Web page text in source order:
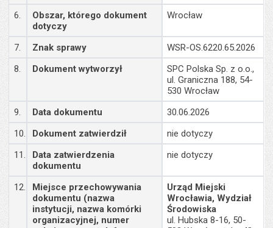
6.
Obszar, którego dokument
dotyczy
Wrocław
7. Znak sprawy
WSR-OS.6220.65.2026
8.
Dokument wytworzył
SPC Polska Sp. z o.o.,
ul. Graniczna 188, 54-
530 Wrocław
9.
Data dokumentu
30.06.2026
10.
Dokument zatwierdził
nie dotyczy
11.
Data zatwierdzenia
dokumentu
nie dotyczy
12.
Miejsce przechowywania
dokumentu (nazwa
instytucji, nazwa komórki
organizacyjnej, numer
Urząd Miejski
Wrocławia, Wydział
Środowiska
ul. Hubska 8-16, 50-